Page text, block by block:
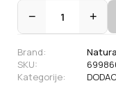
− 1 +
Brand:
SKU:
Kategorije: